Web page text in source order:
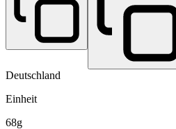
Deutschland
Einheit
68g